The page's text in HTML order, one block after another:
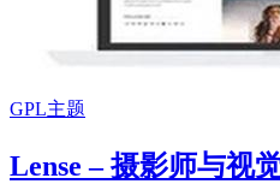
GPL主题
Lense – 摄影师与视